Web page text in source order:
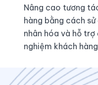
Nâng cao tương
hàng bằng cách
nhân hóa và hỗ
nghiệm khách